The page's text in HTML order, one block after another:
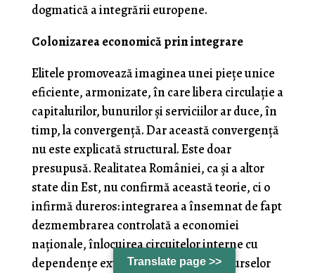
dogmatică a integrării europene.
Colonizarea economică prin integrare
Elitele promovează imaginea unei piețe unice
eficiente, armonizate, în care libera circulație a
capitalurilor, bunurilor și serviciilor ar duce, în
timp, la convergență. Dar această convergență
nu este explicată structural. Este doar
presupusă. Realitatea României, ca și a altor
state din Est, nu confirmă această teorie, ci o
infirmă dureros: integrarea a însemnat de fapt
dezmembrarea controlată a economiei
naționale, înlocuirea circuitelor interne cu
dependențe externe și capturarea resurselor
Translate page >>